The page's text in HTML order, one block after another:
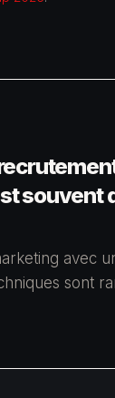
souvent
avec
sont